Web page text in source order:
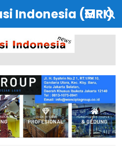
Indonesia (MRI)